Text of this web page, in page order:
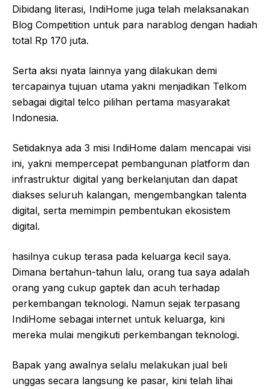
Dibidang literasi, IndiHome juga telah melaksanakan
Blog Competition untuk para narablog dengan hadiah
total Rp 170 juta.
Serta aksi nyata lainnya yang dilakukan demi
tercapainya tujuan utama yakni menjadikan Telkom
sebagai digital telco pilihan pertama masyarakat
Indonesia.
Setidaknya ada 3 misi IndiHome dalam mencapai visi
ini, yakni mempercepat pembangunan platform dan
infrastruktur digital yang berkelanjutan dan dapat
diakses seluruh kalangan, mengembangkan talenta
digital, serta memimpin pembentukan ekosistem
digital.
hasilnya cukup terasa pada keluarga kecil saya.
Dimana bertahun-tahun lalu, orang tua saya adalah
orang yang cukup gaptek dan acuh terhadap
perkembangan teknologi. Namun sejak terpasang
IndiHome sebagai internet untuk keluarga, kini
mereka mulai mengikuti perkembangan teknologi.
Bapak yang awalnya selalu melakukan jual beli
unggas secara langsung ke pasar, kini telah lihai